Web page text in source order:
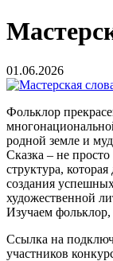
01.06.2026
Фольклор
родной земле и
Сказка – не
структура,
создания
художественной
Изучаем фольклор,
Ссылка на
участников